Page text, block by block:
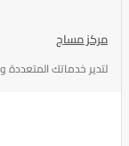
مركز مساج
لتدير خدماتك